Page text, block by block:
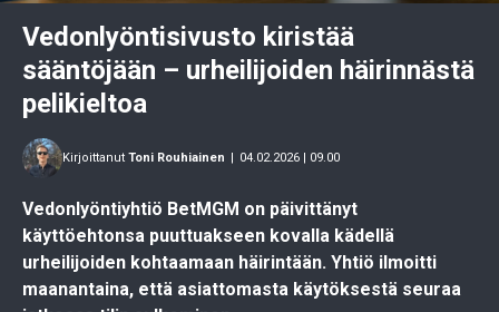
Vedonlyöntisivusto kiristää
sääntöjään – urheilijoiden häirinnästä
pelikieltoa
Kirjoittanut Toni Rouhiainen 04.02.2026 | 09.00
Vedonlyöntiyhtiö BetMGM on päivittänyt
käyttöehtonsa puuttuakseen kovalla kädellä
urheilijoiden kohtaamaan häirintään. Yhtiö ilmoitti
maanantaina, että asiattomasta käytöksestä seuraa